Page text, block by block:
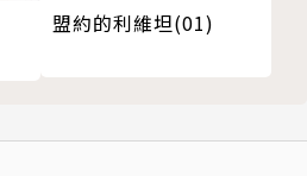
盟約的利維坦(01)